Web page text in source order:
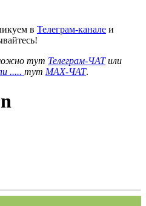
в Телеграм-канале и
тут Телеграм-ЧАТили
..... тут MAX-ЧАТ.